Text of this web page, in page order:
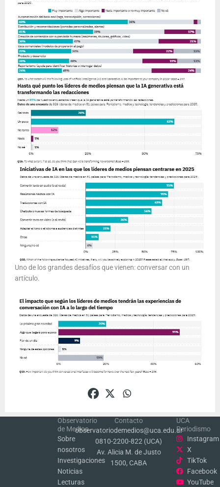
Uno de los grandes desafíos que vienen: conversar con un
artículo.
Observatorio
de Medios
Sobre
nosotros
Investigaciones
Noticias
Lecturas
Contacto
observatoriodemedios@uca.edu.ar
0810-2200-822 (UCA)
Av. Alicia M. de Justo
1500, CABA
UCA
Periodismo
Instagram
X
TikTok
Facebook
YouTube